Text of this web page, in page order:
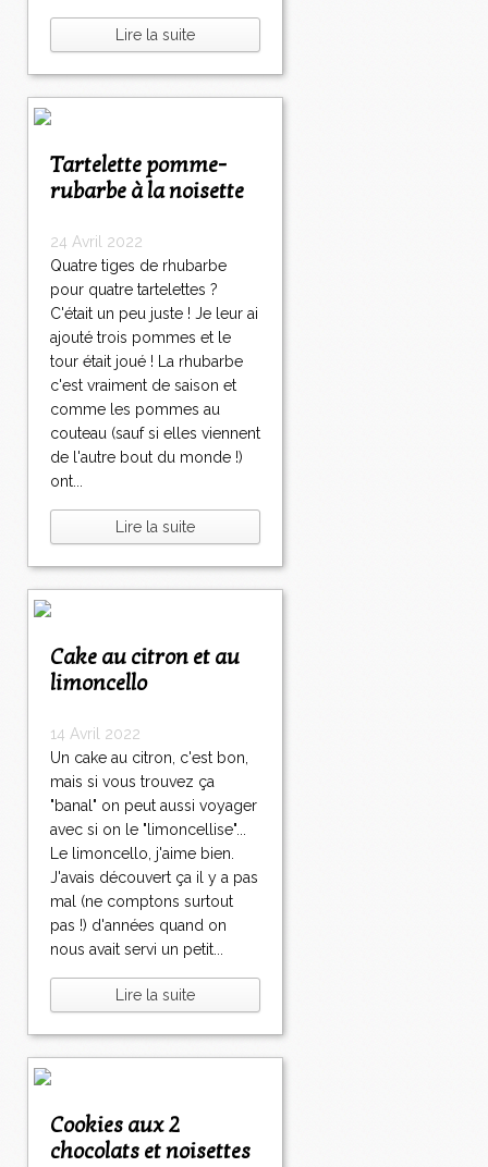
Lire la suite
Tartelette pomme-
rubarbe à la noisette
24 Avril 2022
Quatre tiges de rhubarbe
pour quatre tartelettes ?
C'était un peu juste ! Je leur ai
ajouté trois pommes et le
tour était joué ! La rhubarbe
c'est vraiment de saison et
comme les pommes au
couteau (sauf si elles viennent
de l'autre bout du monde !)
ont...
Lire la suite
Cake au citron et au
limoncello
14 Avril 2022
Un cake au citron, c'est bon,
mais si vous trouvez ça
"banal" on peut aussi voyager
avec si on le "limoncellise"...
Le limoncello, j'aime bien.
J'avais découvert ça il y a pas
mal (ne comptons surtout
pas !) d'années quand on
nous avait servi un petit...
Lire la suite
Cookies aux 2
chocolats et noisettes